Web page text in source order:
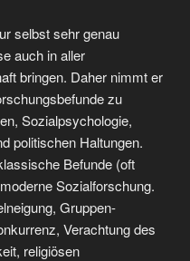
selbst sehr genau
auch in aller
bringen. Daher nimmt er
zu
Sozialpsychologie,
politischen Haltungen.
Befunde (oft
Sozialforschung.
Gruppen-
Verachtung des
religiösen